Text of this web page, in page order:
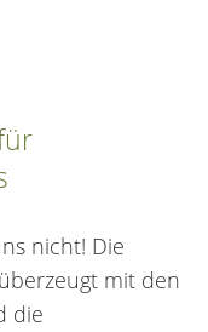
nicht! Die
mit den
die